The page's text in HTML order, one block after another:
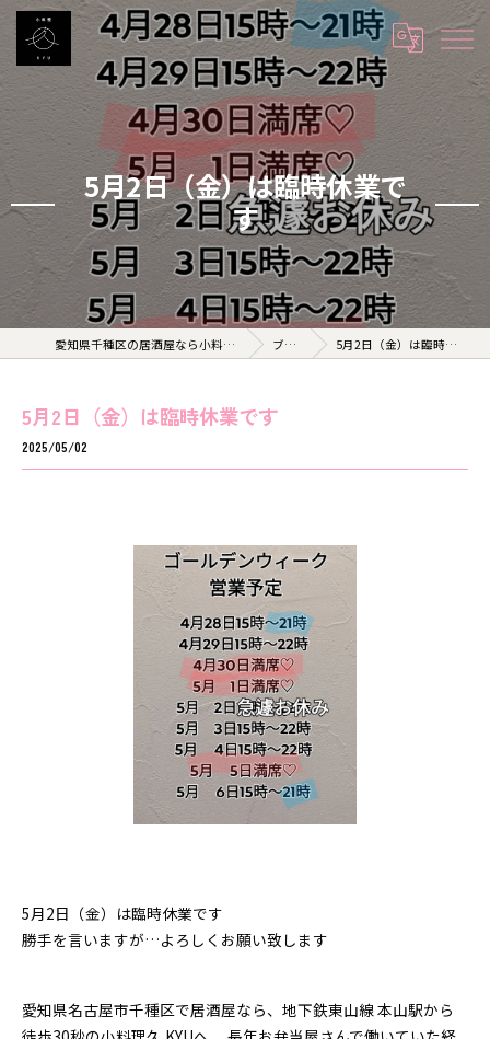
5月2日（金）は臨時休業で
す
愛知県千種区の居酒屋なら小料理 久 KYU ブログ 5月2日（金）は臨時休業です
5月2日（金）は臨時休業です
2025/05/02
5月2日（金）は臨時休業です
勝手を言いますが…よろしくお願い致します
愛知県名古屋市千種区で居酒屋なら、地下鉄東山線 本山駅から